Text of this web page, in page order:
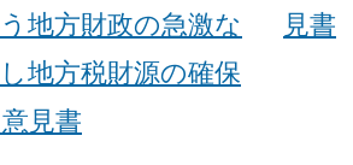
地方財政の急激な
地方税財源の確保
見書
見書